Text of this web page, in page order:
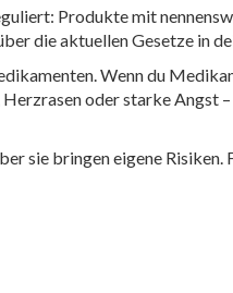
Produkte mit
die aktuellen Gesetze in
Wenn du
oder starke Angst
sie bringen eigene